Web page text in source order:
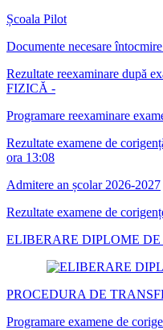
Școala Pilot
Documente necesare
Rezultate reexaminare după
FIZICĂ -
Programare reexaminare
Rezultate examene de
ora 13:08
Admitere an școlar 2026-2027
Rezultate examene de
ELIBERARE DIPLOME
PROCEDURA DE
Programare examene de